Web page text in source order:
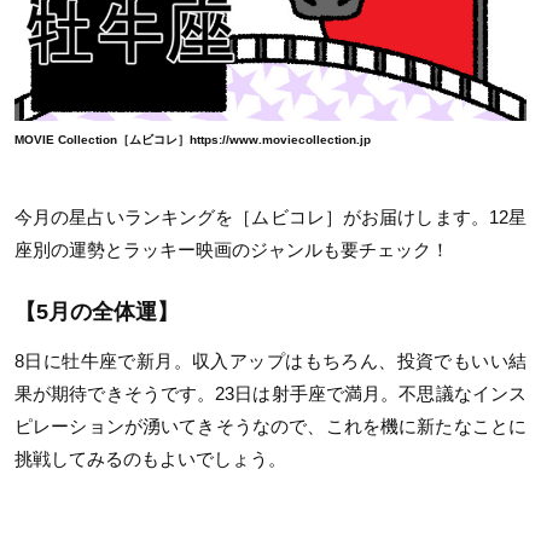
MOVIE Collection［ムビコレ］https://www.moviecollection.jp
今月の星占いランキングを［ムビコレ］がお届けします。12星
座別の運勢とラッキー映画のジャンルも要チェック！
【5月の全体運】
8日に牡牛座で新月。収入アップはもちろん、投資でもいい結
果が期待できそうです。23日は射手座で満月。不思議なインス
ピレーションが湧いてきそうなので、これを機に新たなことに
挑戦してみるのもよいでしょう。